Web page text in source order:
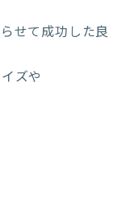
せて成功した良
ズや